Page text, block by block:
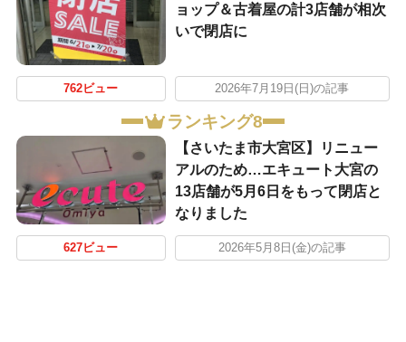
ョップ＆古着屋の計3店舗が相次
いで閉店に
762ビュー 2026年7月19日(日)の記事
ランキング8
【さいたま市大宮区】リニュー
アルのため…エキュート大宮の
13店舗が5月6日をもって閉店と
なりました
627ビュー 2026年5月8日(金)の記事